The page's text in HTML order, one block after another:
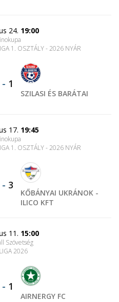
24. 19:00
1. OSZTÁLY - 2026 NYÁR
- 1
SZILASI ÉS BARÁTAI
17. 19:45
1. OSZTÁLY - 2026 NYÁR
- 3
KŐBÁNYAI UKRÁNOK -
ILICO KFT
11. 15:00
Szövetség
2026
- 1
AIRNERGY FC